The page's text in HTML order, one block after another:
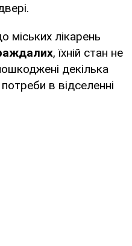
міських лікарень
, їхній стан не
декілька
в відселенні